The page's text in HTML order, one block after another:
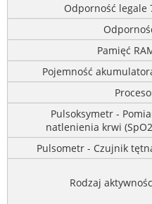
Odporność legale
Pamięć
Pojemność
Pulsoksymetr -
natlenienia krwi
Pulsometr - Czujnik
Rodzaj